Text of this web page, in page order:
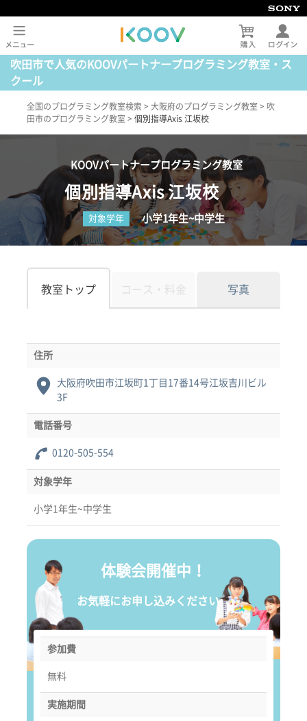
吹田市で人気のKOOVパートナープログラミング教室・ス
クール
全国のプログラミング教室検索 > 大阪府のプログラミング教室 > 吹
田市のプログラミング教室 > 個別指導Axis 江坂校
KOOVパートナープログラミング教室
個別指導Axis 江坂校
対象学年 小学1年生~中学生
教室トップ コース・料金 写真
住所
大阪府吹田市江坂町1丁目17番14号江坂吉川ビル
3F
電話番号
0120-505-554
対象学年
小学1年生~中学生
体験会開催中！
お気軽にお申し込みください。
参加費
無料
実施期間